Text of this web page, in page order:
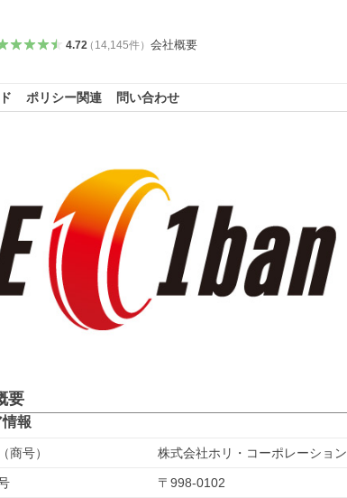
4.72（ 14,145件） 会社概要
ポリシー関連 問い合わせ
要
情報
商号） 株式会社ホリ・コーポレーション
〒 998-0102